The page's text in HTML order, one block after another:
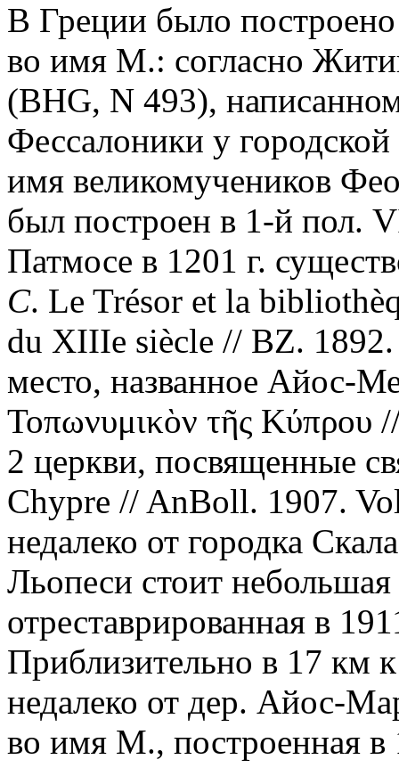
В Греции было
во имя М.: согласно
(BHG, N 493),
Фессалоники у
имя великомучеников
был построен в 1-й пол.
Патмосе в 1201 г.
C. Le Trésor et la
du XIIIe siècle // BZ.
место, названное Айос-
Τοπωνυμικὸν τῆς Κύπρου
2 церкви, посвященные
Chypre // AnBoll. 1907.
недалеко от городка
Льопеси стоит
отреставрированная в
Приблизительно в 17 км
недалеко от дер. Айос-
во имя М., построенная в